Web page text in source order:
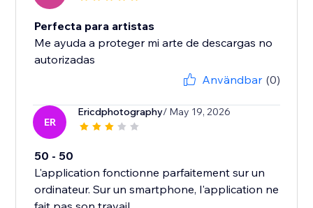
Perfecta para artistas
Me ayuda a proteger mi arte de descargas no
autorizadas
Användbar (0)
ER
Ericdphotography/ May 19, 2026
50 - 50
L'application fonctionne parfaitement sur un
ordinateur. Sur un smartphone, l'application ne